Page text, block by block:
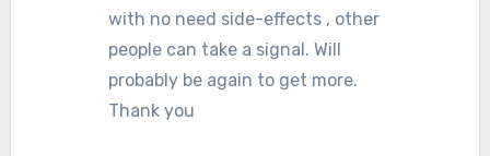
with no need side-effects , other
people can take a signal. Will
probably be again to get more.
Thank you